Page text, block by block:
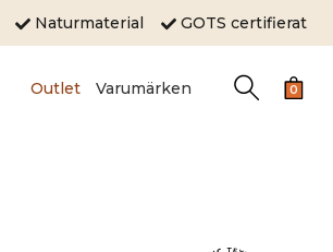
Naturmaterial GOTS certifierat
Outlet Varumärken 0